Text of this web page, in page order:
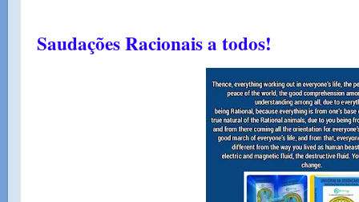
Saudações Racionais a todos!